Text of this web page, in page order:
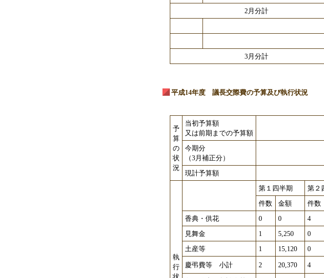
2月分計
3月分計
平成14年度 議長交際費の予算及び執行状況
予
算
の
状
況
当初予算額
又は前期までの予算額
今期分
（3月補正分）
現計予算額
執
行
状
第１四半期 第２
件数
金額 件数
香典・供花
0 0 4
見舞金
1 5,250 0
土産等
1 15,120 0
慶弔費等 小計 2 20,370 4